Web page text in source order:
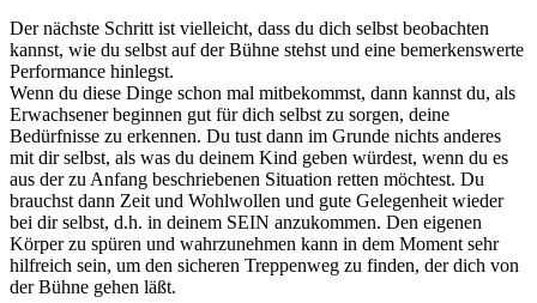
Der nächste Schritt ist vielleicht, dass du dich selbst beobachten
kannst, wie du selbst auf der Bühne stehst und eine bemerkenswerte
Performance hinlegst.
Wenn du diese Dinge schon mal mitbekommst, dann kannst du, als
Erwachsener beginnen gut für dich selbst zu sorgen, deine
Bedürfnisse zu erkennen. Du tust dann im Grunde nichts anderes
mit dir selbst, als was du deinem Kind geben würdest, wenn du es
aus der zu Anfang beschriebenen Situation retten möchtest. Du
brauchst dann Zeit und Wohlwollen und gute Gelegenheit wieder
bei dir selbst, d.h. in deinem SEIN anzukommen. Den eigenen
Körper zu spüren und wahrzunehmen kann in dem Moment sehr
hilfreich sein, um den sicheren Treppenweg zu finden, der dich von
der Bühne gehen läßt.